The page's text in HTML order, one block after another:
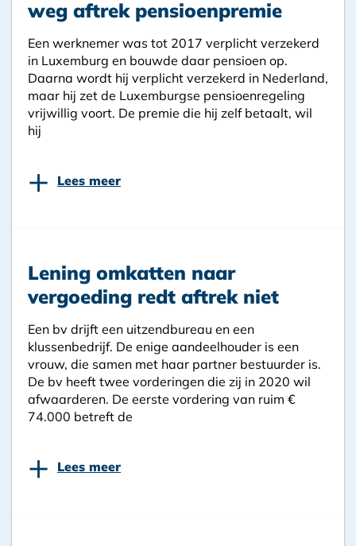
weg aftrek pensioenpremie
Een werknemer was tot 2017 verplicht verzekerd
in Luxemburg en bouwde daar pensioen op.
Daarna wordt hij verplicht verzekerd in Nederland,
maar hij zet de Luxemburgse pensioenregeling
vrijwillig voort. De premie die hij zelf betaalt, wil
hij
+ Lees meer
Lening omkatten naar
vergoeding redt aftrek niet
Een bv drijft een uitzendbureau en een
klussenbedrijf. De enige aandeelhouder is een
vrouw, die samen met haar partner bestuurder is.
De bv heeft twee vorderingen die zij in 2020 wil
afwaarderen. De eerste vordering van ruim €
74.000 betreft de
+ Lees meer